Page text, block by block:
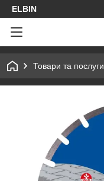
ELBIN
Товари та послуги